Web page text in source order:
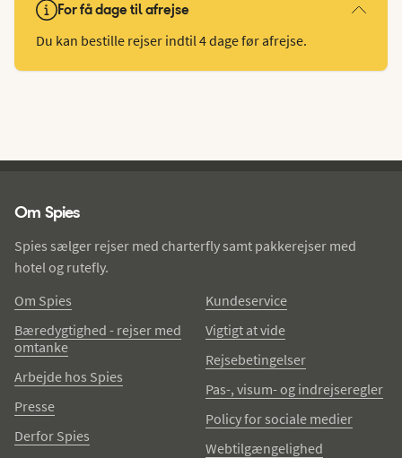
For få dage til afrejse
Du kan bestille rejser indtil 4 dage før afrejse.
Om Spies
Spies sælger rejser med charterfly samt pakkerejser med
hotel og rutefly.
Om Spies
Bæredygtighed - rejser med
omtanke
Arbejde hos Spies
Presse
Derfor Spies
Kundeservice
Vigtigt at vide
Rejsebetingelser
Pas-, visum- og indrejseregler
Policy for sociale medier
Webtilgængelighed